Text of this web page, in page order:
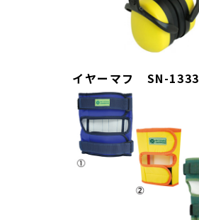
イヤーマフ SN-1333